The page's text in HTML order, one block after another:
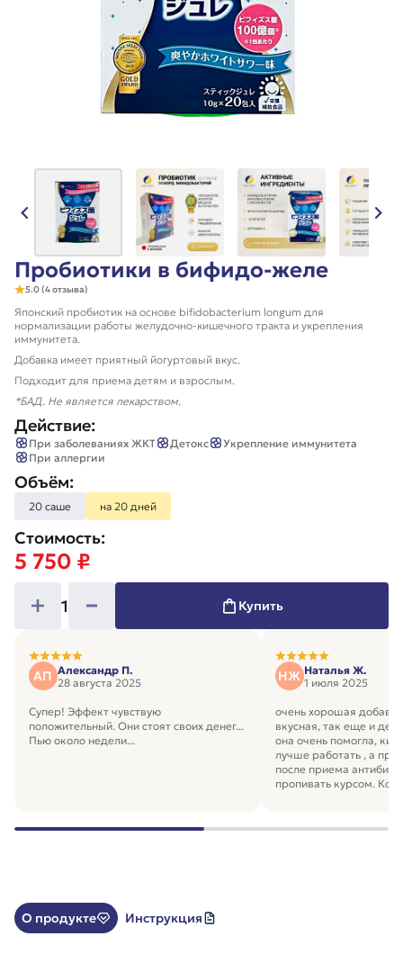
Пробиотики в бифидо-желе
5.0 (4 отзыва)
Японский пробиотик на основе bifidobacterium longum для
нормализации работы желудочно-кишечного тракта и укрепления
иммунитета.
Добавка имеет приятный йогуртовый вкус.
Подходит для приема детям и взрослым.
*БАД. Не является лекарством.
Действие:
При заболеваниях ЖКТ Детокс
Укрепление иммунитета
При аллергии
Объём:
20 саше на 20 дней
Стоимость:
5 750 ₽
1 Купить
АП Александр П.
28 августа 2025
Супер! Эффект чувствую
положительный. Они стоят своих денег...
Пью около недели...
НЖ Наталья Ж.
1 июля 2025
очень хорошая
вкусная, так еще и
она очень помогла,
лучше работать , а
после приема
пропивать курсом.
О продукте Инструкция